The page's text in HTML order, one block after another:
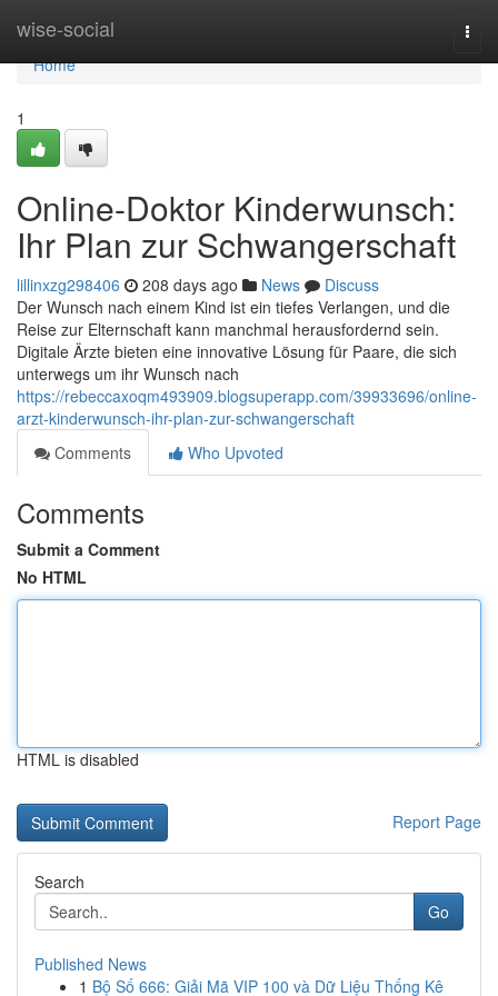
wise-social
Home
Home
1
Online-Doktor Kinderwunsch:
Ihr Plan zur Schwangerschaft
lillinxzg298406 208 days ago News
Discuss
Der Wunsch nach einem Kind ist ein tiefes Verlangen, und die
Reise zur Elternschaft kann manchmal herausfordernd sein.
Digitale Ärzte bieten eine innovative Lösung für Paare, die sich
unterwegs um ihr Wunsch nach
https://rebeccaxoqm493909.blogsuperapp.com/39933696/online-
arzt-kinderwunsch-ihr-plan-zur-schwangerschaft
Comments
Who Upvoted
Comments
Submit a Comment
No HTML
HTML is disabled
Report Page
Search
Go
Published News
1 Bộ Số 666: Giải Mã VIP 100 và Dữ Liệu Thống Kê